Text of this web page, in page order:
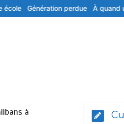
Générаtіоn реrduе À quand une
à